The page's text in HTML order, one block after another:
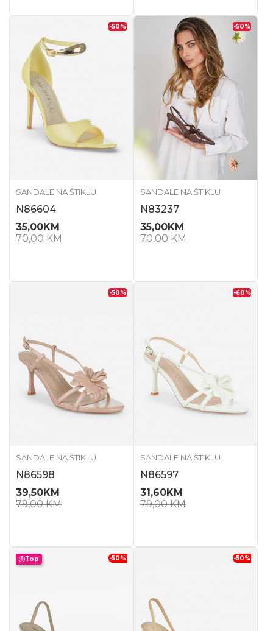
-50%
SANDALE NA ŠTIKLU
N86604
35,00KM
70,00KM
-50%
SANDALE NA ŠTIKLU
N83237
35,00KM
70,00KM
-50%
SANDALE NA ŠTIKLU
N86598
39,50KM
79,00KM
-60%
SANDALE NA ŠTIKLU
N86597
31,60KM
79,00KM
Top -50% -50%